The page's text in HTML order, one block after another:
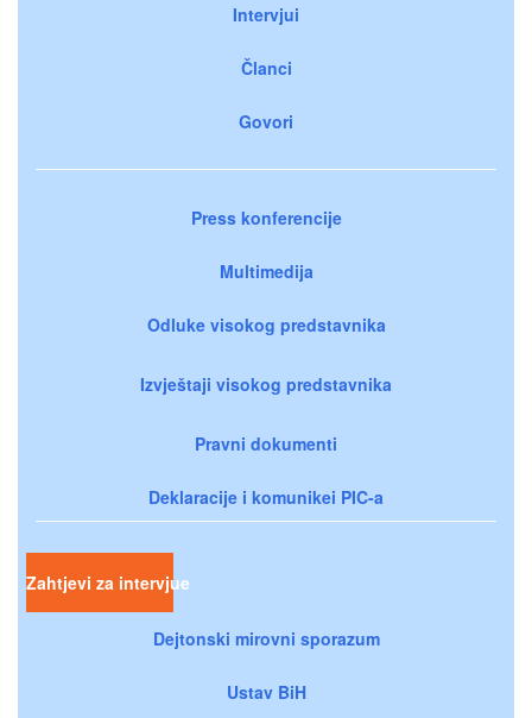
Intervjui
Članci
Govori
Press konferencije
Multimedija
Odluke visokog predstavnika
Izvještaji visokog predstavnika
Pravni dokumenti
Deklaracije i komunikei PIC-a
Zahtjevi za intervjue
Dejtonski mirovni sporazum
Ustav BiH